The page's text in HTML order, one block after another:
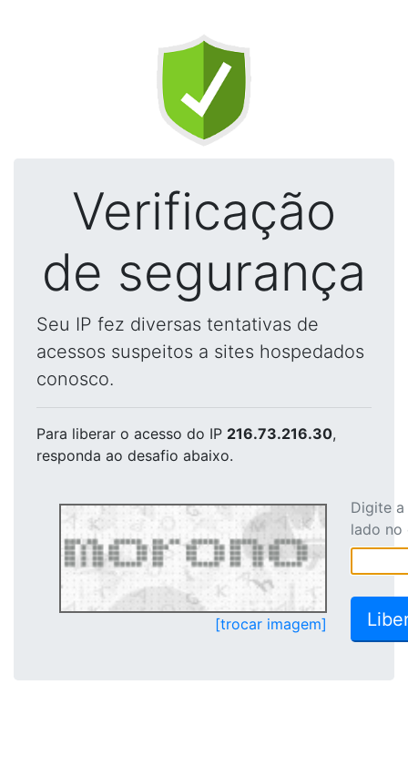
Verificação
de segurança
Seu IP fez diversas tentativas de
acessos suspeitos a sites hospedados
conosco.
Para liberar o acesso do IP 216.73.216.30,
responda ao desafio abaixo.
[trocar imagem]
Digite
lado no